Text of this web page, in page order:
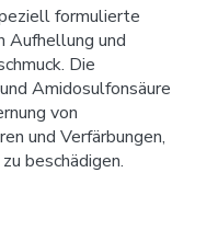
formulierte
Aufhellung und
Die
Amidosulfonsäure
von
und Verfärbungen,
beschädigen.